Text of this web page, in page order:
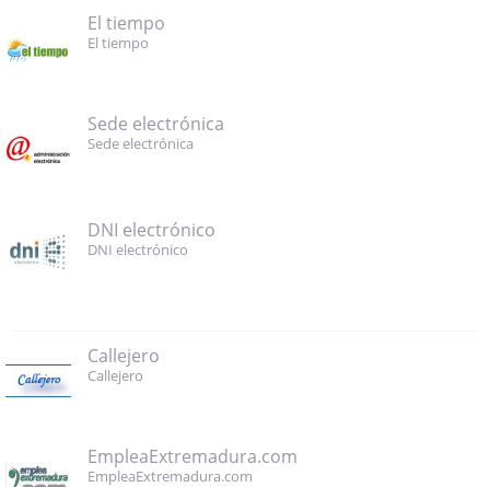
El tiempo
El tiempo
Sede electrónica
Sede electrónica
DNI electrónico
DNI electrónico
Callejero
Callejero
EmpleaExtremadura.com
EmpleaExtremadura.com